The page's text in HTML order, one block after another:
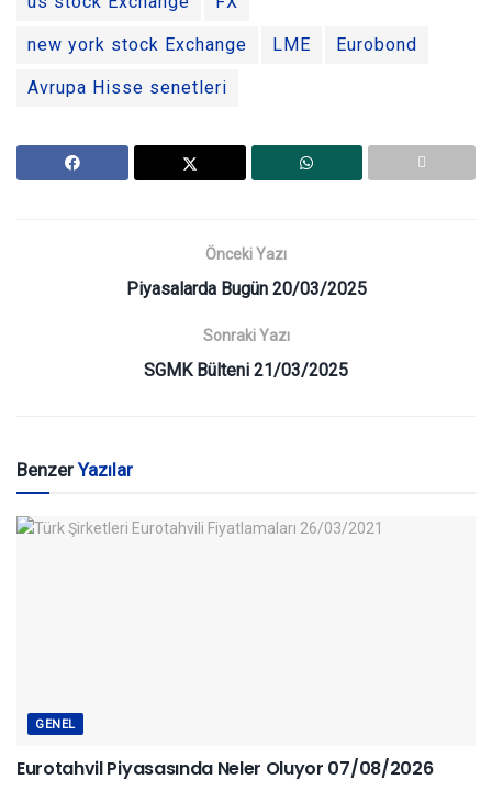
new york stock Exchange LME Eurobond
Avrupa Hisse senetleri
Önceki Yazı
Piyasalarda Bugün 20/03/2025
Sonraki Yazı
SGMK Bülteni 21/03/2025
BenzerYazılar
GENEL
Eurotahvil Piyasasında Neler Oluyor 07/08/2026